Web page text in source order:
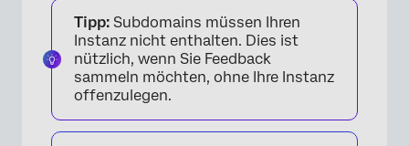
Tipp: Subdomains müssen Ihren
Instanz nicht enthalten. Dies ist
nützlich, wenn Sie Feedback
sammeln möchten, ohne Ihre Instanz
offenzulegen.